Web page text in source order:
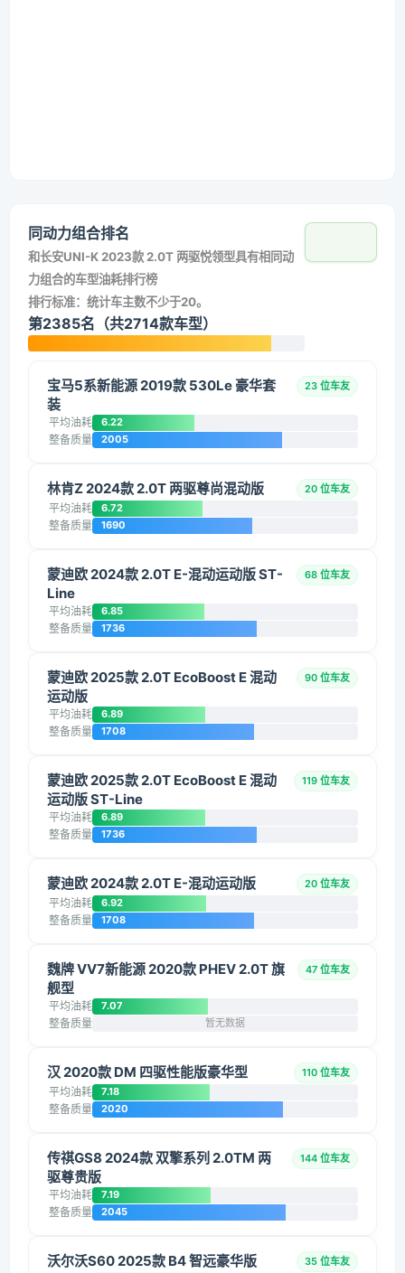
同动力组合排名
和长安UNI-K 2023款 2.0T 两驱悦领型具有相同动
力组合的车型油耗排行榜
排行标准：统计车主数不少于20。
第2385名（共2714款车型）
宝马5系新能源 2019款 530Le 豪华套
装
23 位车友
平均油耗 6.22
整备质量 2005
林肯Z 2024款 2.0T 两驱尊尚混动版 20 位车友
平均油耗 6.72
整备质量 1690
蒙迪欧 2024款 2.0T E-混动运动版 ST-
Line
68 位车友
平均油耗 6.85
整备质量 1736
蒙迪欧 2025款 2.0T EcoBoost E 混动
运动版
90 位车友
平均油耗 6.89
整备质量 1708
蒙迪欧 2025款 2.0T EcoBoost E 混动
运动版 ST-Line
119 位车友
平均油耗 6.89
整备质量 1736
蒙迪欧 2024款 2.0T E-混动运动版 20 位车友
平均油耗 6.92
整备质量 1708
魏牌 VV7新能源 2020款 PHEV 2.0T 旗
舰型
47 位车友
平均油耗 7.07
整备质量 暂无数据
汉 2020款 DM 四驱性能版豪华型 110 位车友
平均油耗 7.18
整备质量 2020
传祺GS8 2024款 双擎系列 2.0TM 两
驱尊贵版
144 位车友
平均油耗 7.19
整备质量 2045
沃尔沃S60 2025款 B4 智远豪华版 35 位车友